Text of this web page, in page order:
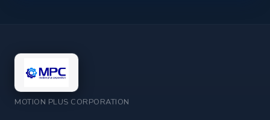
MOTION PLUS CORPORATION